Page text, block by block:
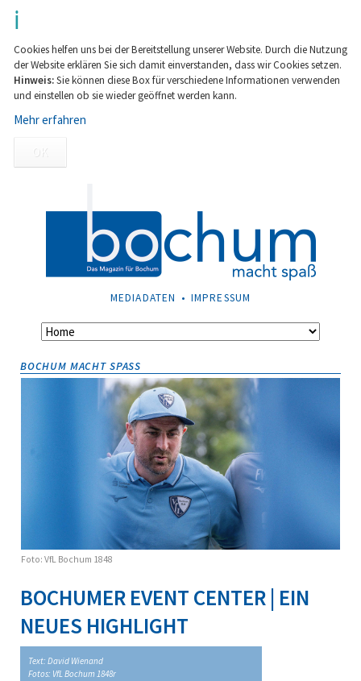
Cookies helfen uns bei der Bereitstellung unserer Website. Durch die Nutzung
der Website erklären Sie sich damit einverstanden, dass wir Cookies setzen.
Hinweis:Sie können diese Box für verschiedene Informationen verwenden
und einstellen ob sie wieder geöffnet werden kann.
Mehr erfahren
OK
NAVIGATION
MEDIADATEN IMPRESSUM
Navigation
BOCHUM MACHT SPASS
Foto: VfL Bochum 1848
BOCHUMER EVENT CENTER | EIN
NEUES HIGHLIGHT
Text: David Wienand
Fotos: VfL Bochum 1848r